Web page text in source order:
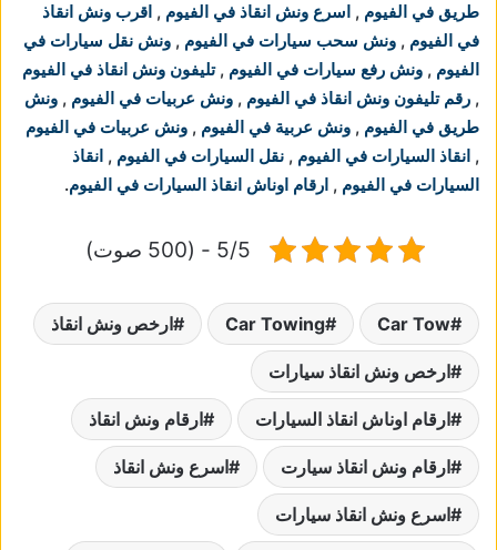
طريق في الفيوم , اسرع ونش انقاذ في الفيوم , اقرب ونش انقاذ
في الفيوم , ونش سحب سيارات في الفيوم , ونش نقل سيارات في
الفيوم , ونش رفع سيارات في الفيوم ,تليفون ونش انقاذ في الفيوم
, رقم تليفون ونش انقاذ في الفيوم , ونش عربيات في الفيوم , ونش
طريق في الفيوم , ونش عربية في الفيوم , ونش عربيات في الفيوم
, انقاذ السيارات في الفيوم , نقل السيارات في الفيوم , انقاذ
السيارات في الفيوم , ارقام اوناش انقاذ السيارات في الفيوم.
5/5 - (500 صوت)
Car Tow
Car Towing ارخص ونش انقاذ
ارخص ونش انقاذ سيارات
ارقام اوناش انقاذ السيارات ارقام ونش انقاذ
ارقام ونش انقاذ سيارت اسرع ونش انقاذ
اسرع ونش انقاذ سيارات